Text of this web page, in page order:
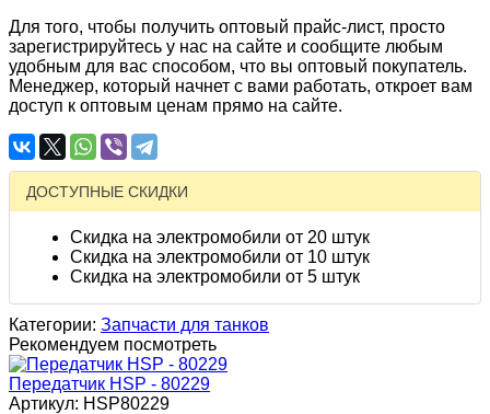
Для того, чтобы получить оптовый прайс-лист, просто
зарегистрируйтесь у нас на сайте и сообщите любым
удобным для вас способом, что вы оптовый покупатель.
Менеджер, который начнет с вами работать, откроет вам
доступ к оптовым ценам прямо на сайте.
ДОСТУПНЫЕ СКИДКИ
Скидка на электромобили от 20 штук
Скидка на электромобили от 10 штук
Скидка на электромобили от 5 штук
Категории: Запчасти для танков
Рекомендуем посмотреть
Передатчик HSP - 80229
Артикул: HSP80229